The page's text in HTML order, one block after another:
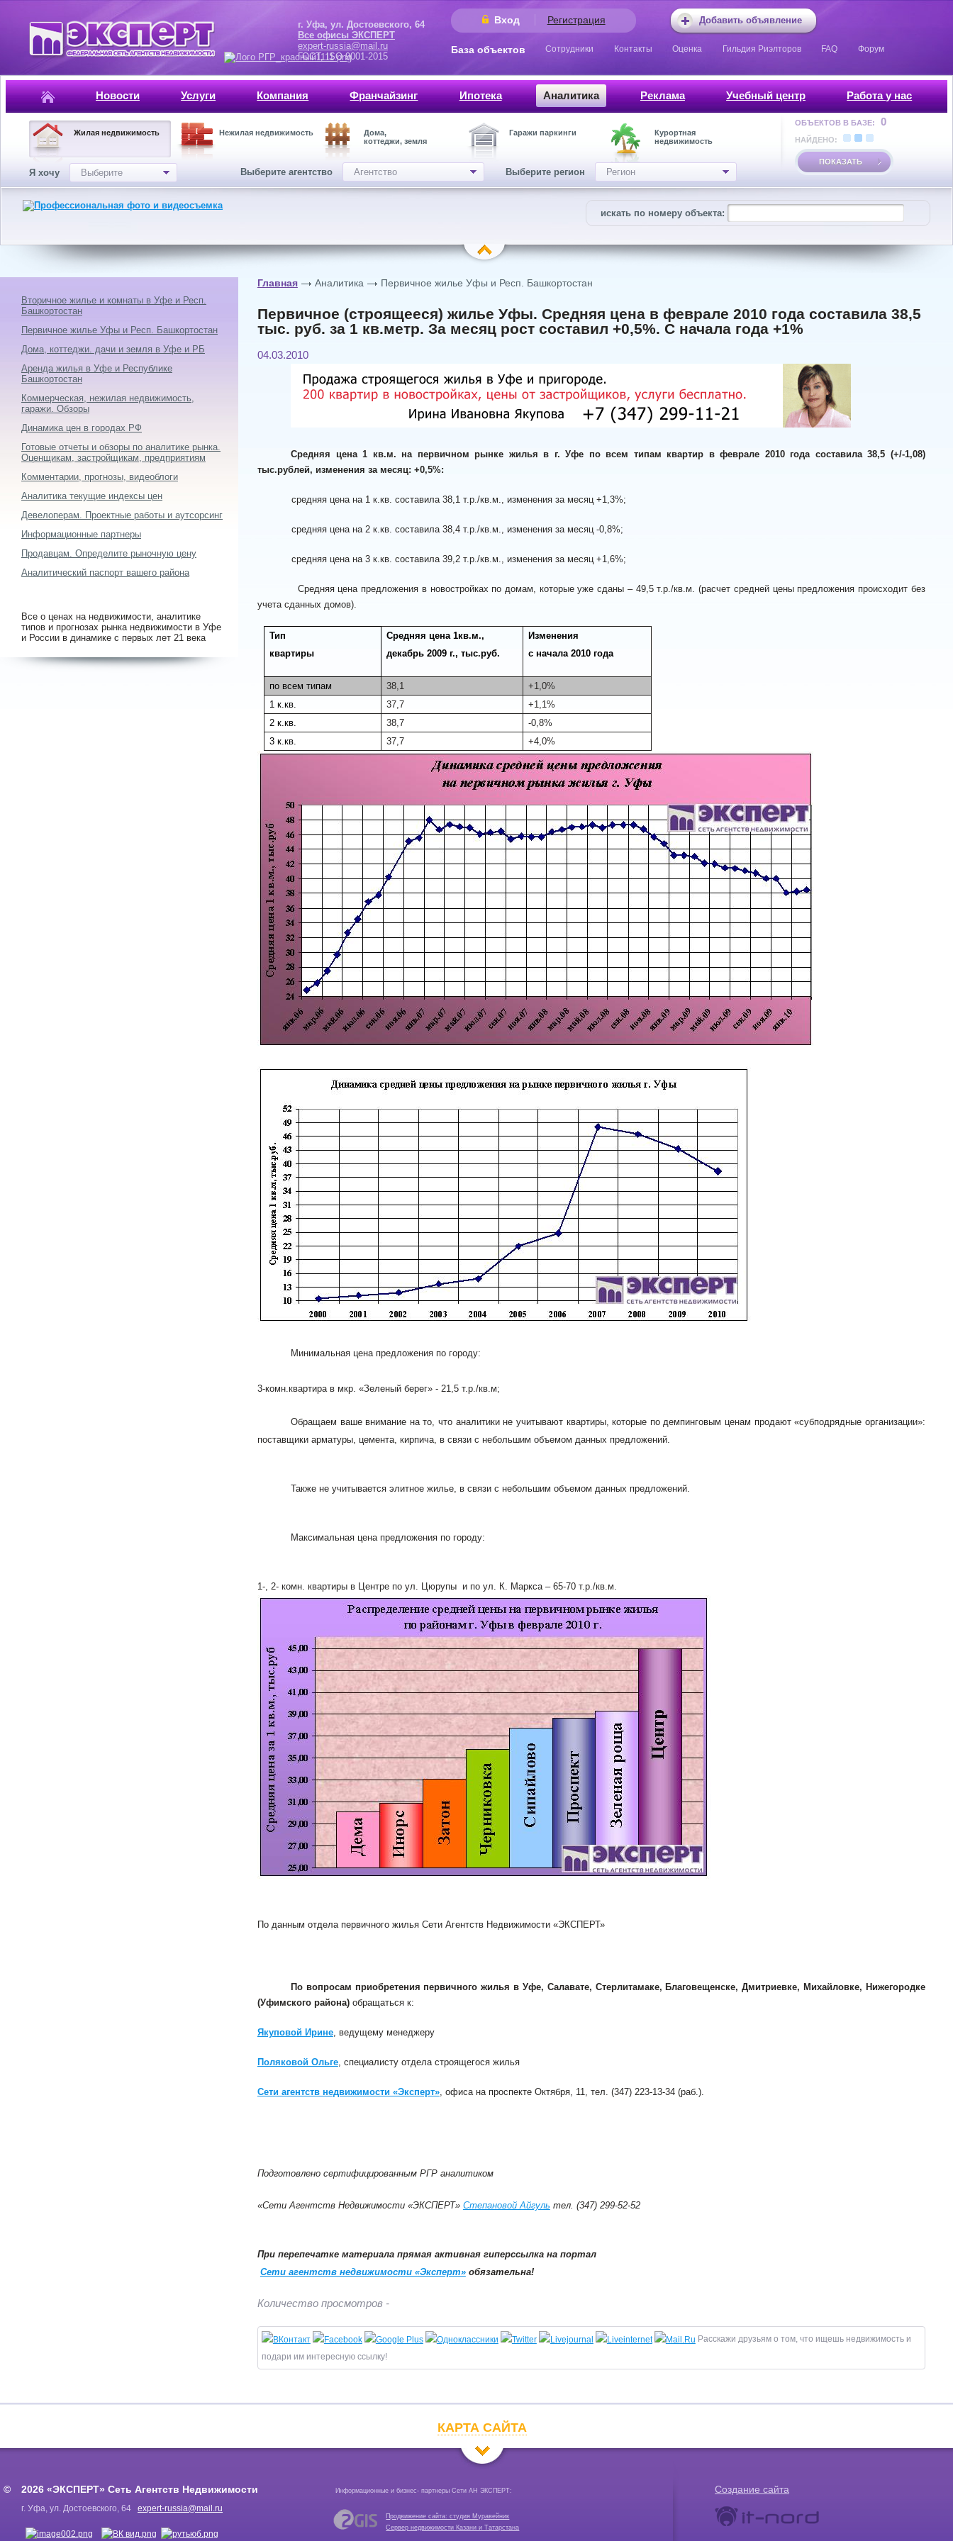
Добавить объявление
Вход Регистрация
г. Уфа, ул. Достоевского, 64
Все офисы ЭКСПЕРТ
expert-russia@mail.ru
ГОСТ, ISO 9001-2015
База объектов Сотрудники Контакты Оценка Гильдия Риэлторов FAQ Форум
Новости Услуги Компания Франчайзинг Ипотека Аналитика Реклама Учебный центр Работа у нас
Жилая недвижимость Нежилая недвижимость
Дома,
коттеджи, земля
Гаражи паркинги
Курортная
недвижимость
Я хочу Выберите Выберите агентство Агентство Выберите регион Регион
ОБЪЕКТОВ В БАЗЕ: 0
НАЙДЕНО:
ПОКАЗАТЬ
искать по номеру объекта:
Главная Аналитика Первичное жилье Уфы и Респ. Башкортостан
Первичное (строящееся) жилье Уфы. Средняя цена в феврале 2010 года составила 38,5
тыс. руб. за 1 кв.метр. За месяц рост составил +0,5%. С начала года +1%
04.03.2010
Средняя цена 1 кв.м. на первичном рынке жилья в г. Уфе по всем типам квартир в феврале 2010 года составила 38,5 (+/-1,08)
тыс.рублей, изменения за месяц: +0,5%:
средняя цена на 1 к.кв. составила 38,1 т.р./кв.м., изменения за месяц +1,3%;
средняя цена на 2 к.кв. составила 38,4 т.р./кв.м., изменения за месяц -0,8%;
средняя цена на 3 к.кв. составила 39,2 т.р./кв.м., изменения за месяц +1,6%;
Средняя цена предложения в новостройках по домам, которые уже сданы – 49,5 т.р./кв.м. (расчет средней цены предложения происходит без
учета сданных домов).
Тип
квартиры
Средняя цена 1кв.м.,
декабрь 2009 г., тыс.руб.
Изменения
с начала 2010 года
по всем типам 38,1
+1,0%
1 к.кв.
37,7
+1,1%
2 к.кв.
38,7
-0,8%
3 к.кв.
37,7 +4,0%
Минимальная цена предложения по городу:
3-комн.квартира в мкр. «Зеленый берег» - 21,5 т.р./кв.м;
Обращаем ваше внимание на то, что аналитики не учитывают квартиры, которые по демпинговым ценам продают «субподрядные организации»:
поставщики арматуры, цемента, кирпича, в связи с небольшим объемом данных предложений.
Также не учитывается элитное жилье, в связи с небольшим объемом данных предложений.
Максимальная цена предложения по городу:
1-, 2- комн. квартиры в Центре по ул. Цюрупы и по ул. К. Маркса – 65-70 т.р./кв.м.
По данным отдела первичного жилья Сети Агентств Недвижимости «ЭКСПЕРТ»
По вопросам приобретения первичного жилья в Уфе, Салавате, Стерлитамаке, Благовещенске, Дмитриевке, Михайловке, Нижегородке
(Уфимского района)обращаться к:
Якуповой Ирине, ведущему менеджеру
Поляковой Ольге, специалисту отдела строящегося жилья
Сети агентств недвижимости «Эксперт», офиса на проспекте Октября, 11, тел. (347) 223-13-34 (раб.).
Подготовлено сертифицированным РГР аналитиком
«Сети Агентств Недвижимости «ЭКСПЕРТ» Степановой Айгуль тел. (347) 299-52-52
При перепечатке материала прямая активная гиперссылка на портал
Сети агентств недвижимости «Эксперт»обязательна!
Количество просмотров -
Расскажи друзьям о том, что ищешь недвижимость и
подари им интересную ссылку!
Вторичное жилье и комнаты в Уфе и Респ.
Башкортостан
Первичное жилье Уфы и Респ. Башкортостан
Дома, коттеджи. дачи и земля в Уфе и РБ
Аренда жилья в Уфе и Республике
Башкортостан
Коммерческая, нежилая недвижимость,
гаражи. Обзоры
Динамика цен в городах РФ
Готовые отчеты и обзоры по аналитике рынка.
Оценщикам, застройщикам, предприятиям
Комментарии, прогнозы, видеоблоги
Аналитика текущие индексы цен
Девелоперам. Проектные работы и аутсорсинг
Информационные партнеры
Продавцам. Определите рыночную цену
Аналитический паспорт вашего района
Все о ценах на недвижимости, аналитике
типов и прогнозах рынка недвижимости в Уфе
и России в динамике с первых лет 21 века
КАРТА САЙТА
Информационные и бизнес- партнеры Сети АН ЭКСПЕРТ:
Продвижение сайта: студия Муравейник
Сервер недвижимости Казани и Татарстана
2026 «ЭКСПЕРТ» Сеть Агентств Недвижимости
г. Уфа, ул. Достоевского, 64 expert-russia@mail.ru
Создание сайта